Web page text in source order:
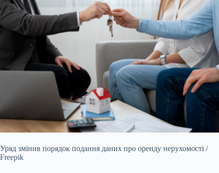
Уряд змінив порядок подання даних про оренду нерухомості /
Freepik